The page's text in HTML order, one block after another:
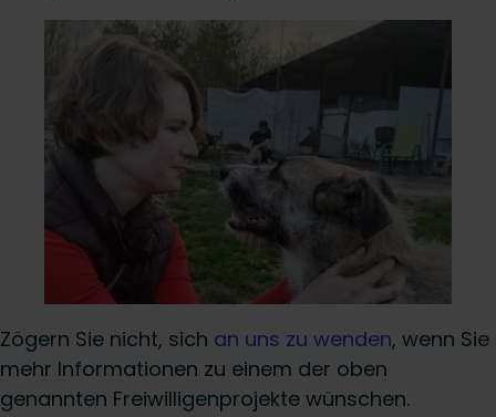
Zögern Sie nicht, sich an uns zu wenden, wenn Sie
mehr Informationen zu einem der oben
genannten Freiwilligenprojekte wünschen.